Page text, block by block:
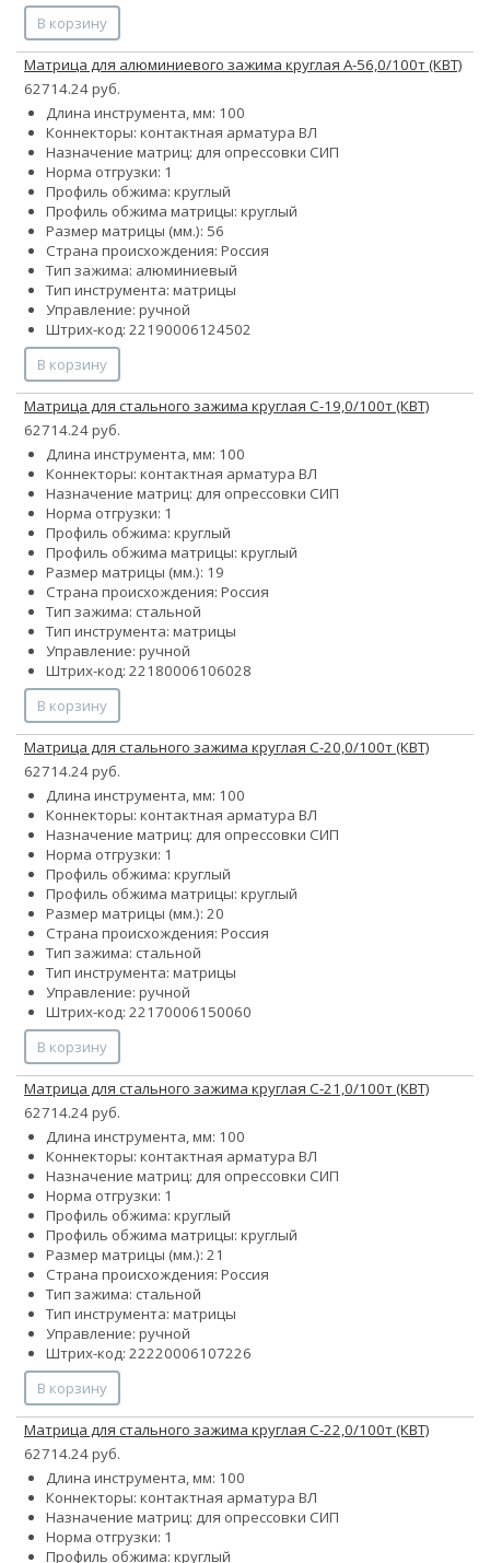
В корзину
Матрица для алюминиевого зажима круглая А-56,0/100т (КВТ)
62714.24 руб.
Длина инструмента, мм: 100
Коннекторы: контактная арматура ВЛ
Назначение матриц: для опрессовки СИП
Норма отгрузки: 1
Профиль обжима: круглый
Профиль обжима матрицы: круглый
Размер матрицы (мм.): 56
Страна происхождения: Россия
Тип зажима: алюминиевый
Тип инструмента: матрицы
Управление: ручной
Штрих-код: 22190006124502
В корзину
Матрица для стального зажима круглая С-19,0/100т (КВТ)
62714.24 руб.
Длина инструмента, мм: 100
Коннекторы: контактная арматура ВЛ
Назначение матриц: для опрессовки СИП
Норма отгрузки: 1
Профиль обжима: круглый
Профиль обжима матрицы: круглый
Размер матрицы (мм.): 19
Страна происхождения: Россия
Тип зажима: стальной
Тип инструмента: матрицы
Управление: ручной
Штрих-код: 22180006106028
В корзину
Матрица для стального зажима круглая С-20,0/100т (КВТ)
62714.24 руб.
Длина инструмента, мм: 100
Коннекторы: контактная арматура ВЛ
Назначение матриц: для опрессовки СИП
Норма отгрузки: 1
Профиль обжима: круглый
Профиль обжима матрицы: круглый
Размер матрицы (мм.): 20
Страна происхождения: Россия
Тип зажима: стальной
Тип инструмента: матрицы
Управление: ручной
Штрих-код: 22170006150060
В корзину
Матрица для стального зажима круглая С-21,0/100т (КВТ)
62714.24 руб.
Длина инструмента, мм: 100
Коннекторы: контактная арматура ВЛ
Назначение матриц: для опрессовки СИП
Норма отгрузки: 1
Профиль обжима: круглый
Профиль обжима матрицы: круглый
Размер матрицы (мм.): 21
Страна происхождения: Россия
Тип зажима: стальной
Тип инструмента: матрицы
Управление: ручной
Штрих-код: 22220006107226
В корзину
Матрица для стального зажима круглая С-22,0/100т (КВТ)
62714.24 руб.
Длина инструмента, мм: 100
Коннекторы: контактная арматура ВЛ
Назначение матриц: для опрессовки СИП
Норма отгрузки: 1
Профиль обжима: круглый